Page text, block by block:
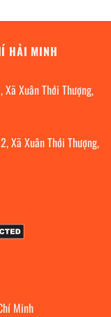
HẢI MINH
Xuân Thới Thượng,
Xã Xuân Thới Thượng,
Minh